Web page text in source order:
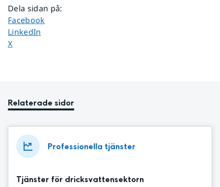
Dela sidan på:
Dela sidan på
Facebook
Dela sidan på
LinkedIn
Dela sidan på
X
Relaterade sidor
Professionella tjänster
Tjänster för dricksvattensektorn